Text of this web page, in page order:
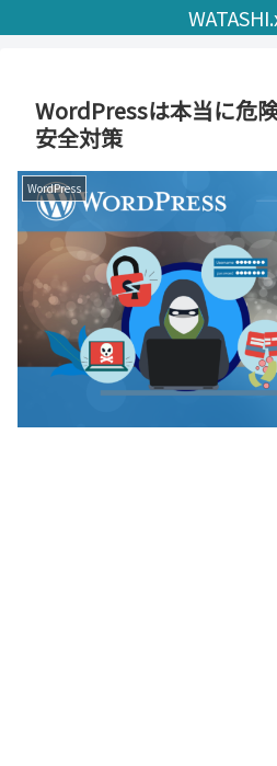
WordPressは本当に危
安全対策
WordPress